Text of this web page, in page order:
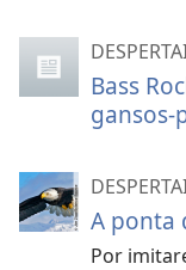
Bass
gansos-
A ponta
Por